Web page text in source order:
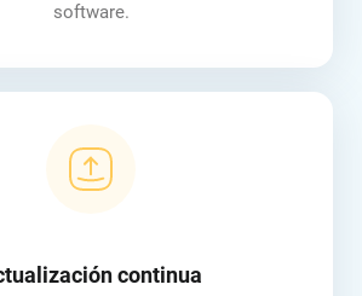
software.
continua